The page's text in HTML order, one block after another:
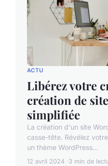
ACTU
Libérez votre
création de
simplifiée
La création d'un site
casse-tête. Révélez
un thème WordPress...
12 avril 2024 3 min de